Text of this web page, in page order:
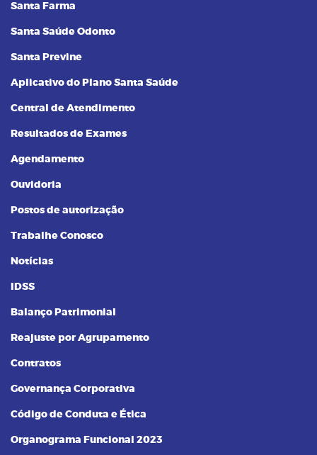
Santa Farma
Santa Saúde Odonto
Santa Previne
Aplicativo do Plano Santa Saúde
Central de Atendimento
Resultados de Exames
Agendamento
Ouvidoria
Postos de autorização
Trabalhe Conosco
Notícias
IDSS
Balanço Patrimonial
Reajuste por Agrupamento
Contratos
Governança Corporativa
Código de Conduta e Ética
Organograma Funcional 2023